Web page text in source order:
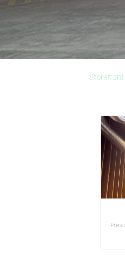
Storefront